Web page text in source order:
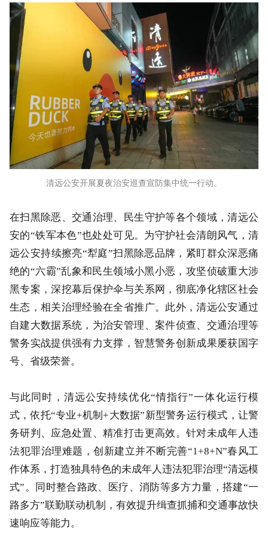
清远公安开展夏夜治安巡查宣防集中统一行动。
在扫黑除恶、交通治理、民生守护等各个领域，清远公
安的“铁军本色”也处处可见。为守护社会清朗风气，清
远公安持续擦亮“犁庭”扫黑除恶品牌，紧盯群众深恶痛
绝的“六霸”乱象和民生领域小黑小恶，攻坚侦破重大涉
黑专案，深挖幕后保护伞与关系网，彻底净化辖区社会
生态，相关治理经验在全省推广。此外，清远公安通过
自建大数据系统，为治安管理、案件侦查、交通治理等
警务实战提供强有力支撑，智慧警务创新成果屡获国字
号、省级荣誉。
与此同时，清远公安持续优化“情指行”一体化运行模
式，依托“专业+机制+大数据”新型警务运行模式，让警
务研判、应急处置、精准打击更高效。针对未成年人违
法犯罪治理难题，创新建立并不断完善“1+8+N”春风工
作体系，打造独具特色的未成年人违法犯罪治理“清远模
式”。同时整合路政、医疗、消防等多方力量，搭建“一
路多方”联勤联动机制，有效提升缉查抓捕和交通事故快
速响应等能力。